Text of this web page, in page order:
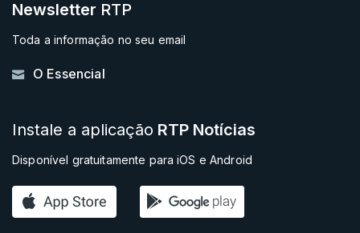
Newsletter RTP
Toda a informação no seu email
O Essencial
Instale a aplicação RTP Notícias
Disponível gratuitamente para iOS e Android